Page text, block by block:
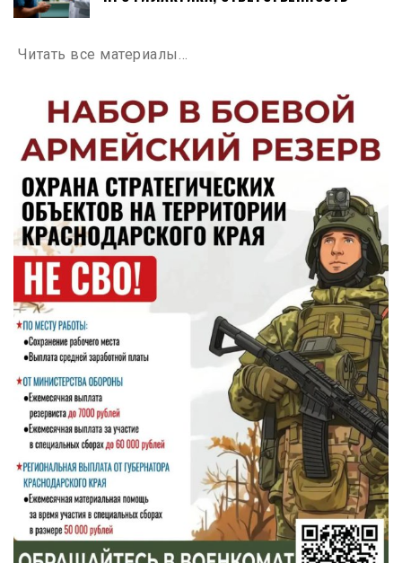
Читать все материалы…